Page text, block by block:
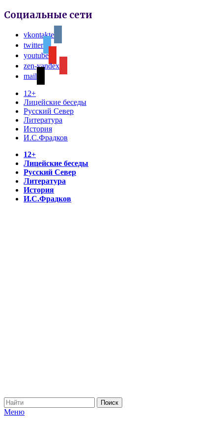
Социальные сети
vkontakte
twitter
youtube
zen-yandex
mail
12+
Лицейские беседы
Русский Север
Литература
История
И.С.Фрадков
12+
Лицейские беседы
Русский Север
Литература
История
И.С.Фрадков
Меню